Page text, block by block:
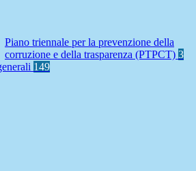
Piano triennale per la prevenzione della
corruzione e della trasparenza (PTPCT) 3
149